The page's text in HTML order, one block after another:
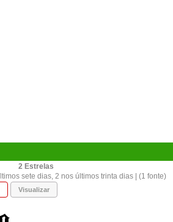
2
sete dias, 2 nos últimos trinta dias | (1 fonte)
Visualizar